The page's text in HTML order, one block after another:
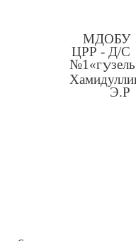
МДОБУ
ЦРР - Д/С
№1«гУ
Э.Р